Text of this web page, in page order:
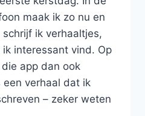
maak ik zo nu en
ik verhaaltjes,
interessant vind. Op
app dan ook
een verhaal dat ik
– zeker weten